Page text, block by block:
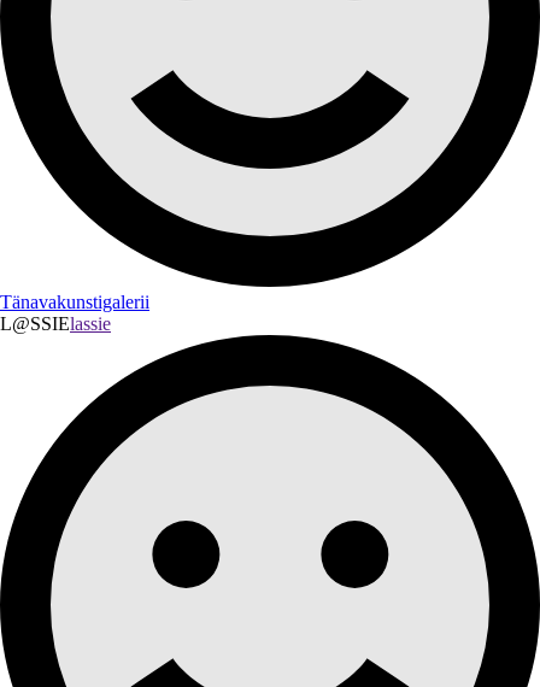
Tänavakunstigalerii
L@SSIElassie